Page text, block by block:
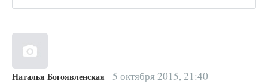
Наталья Богоявленская 5 октября 2015, 21:40